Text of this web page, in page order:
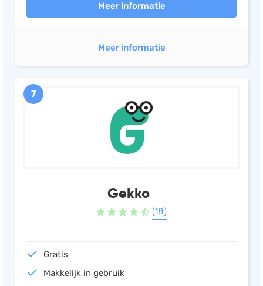
Meer informatie
Meer informatie
7
Gekko
(18)
Gratis
Makkelijk in gebruik